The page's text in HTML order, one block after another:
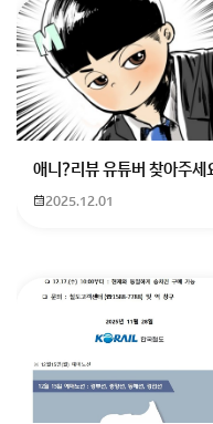
애니?리뷰 유튜버 찾아주세
2025.12.01